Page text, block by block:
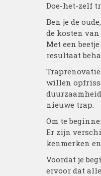
Doe-het-zelf
Ben je de
de kosten
Met een
resultaat
willen
nieuwe trap.
Om te
Er zijn
kenmerken
Voordat je
ervoor dat